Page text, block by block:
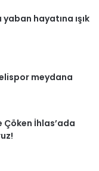
yaban hayatına ışık
meydana
İhlas’ada